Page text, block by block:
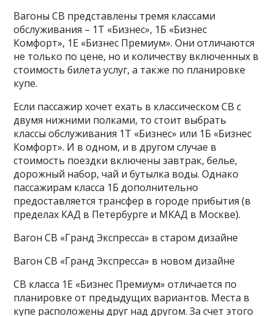
Вагоны СВ представлены тремя классами
обслуживания – 1Т «Бизнес», 1Б «Бизнес
Комфорт», 1Е «Бизнес Премиум». Они отличаются
не только по цене, но и количеству включенных в
стоимость билета услуг, а также по планировке
купе.
Если пассажир хочет ехать в классическом СВ с
двумя нижними полками, то стоит выбрать
классы обслуживания 1Т «Бизнес» или 1Б «Бизнес
Комфорт». И в одном, и в другом случае в
стоимость поездки включены завтрак, белье,
дорожный набор, чай и бутылка воды. Однако
пассажирам класса 1Б дополнительно
предоставляется трансфер в городе прибытия (в
пределах КАД в Петербурге и МКАД в Москве).
Вагон СВ «Гранд Экспресса» в старом дизайне
Вагон СВ «Гранд Экспресса» в новом дизайне
СВ класса 1Е «Бизнес Премиум» отличается по
планировке от предыдущих вариантов. Места в
купе расположены друг над другом. За счет этого